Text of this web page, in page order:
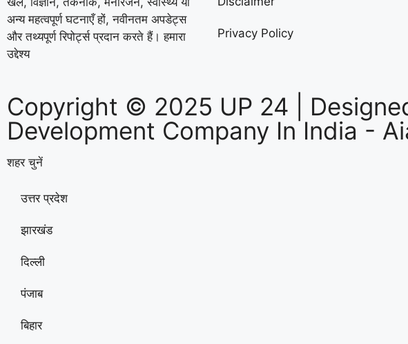
अन्य महत्वपूर्ण घटनाएँ हों, नवीनतम अपडेट्स
और तथ्यपूर्ण रिपोर्ट्स प्रदान करते हैं। हमारा
उद्देश्य
Privacy Policy
Copyright © 2025 UP 24 |
Development Company In India-
शहर चुनें
उत्तर प्रदेश
झारखंड
दिल्ली
पंजाब
बिहार